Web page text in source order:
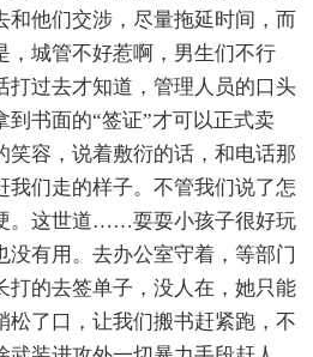
和他们交涉，尽量拖延时间，而
，城管不好惹啊，男生们不行
打过去才知道，管理人员的口头
到书面的“签证”才可以正式卖
笑容，说着敷衍的话，和电话那
我们走的样子。不管我们说了怎
。这世道……耍耍小孩子很好玩
没有用。去办公室守着，等部门
打的去签单子，没人在，她只能
松了口，让我们搬书赶紧跑，不